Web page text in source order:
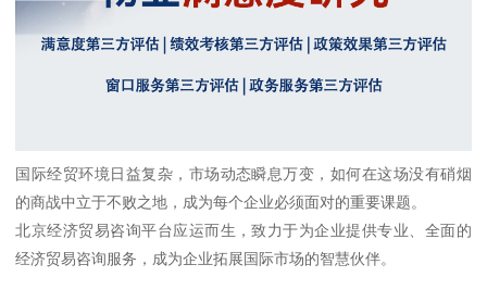
国际经贸环境日益复杂，市场动态瞬息万变，如何在这场没有硝烟
的商战中立于不败之地，成为每个企业必须面对的重要课题。
北京经济贸易咨询平台应运而生，致力于为企业提供专业、全面的
经济贸易咨询服务，成为企业拓展国际市场的智慧伙伴。